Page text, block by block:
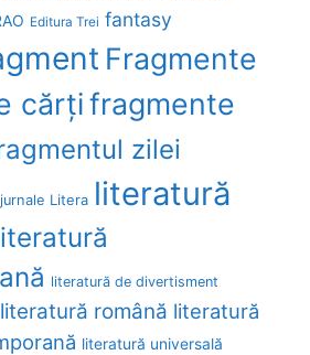
Editura Trei fantasy
Fragmente
cărțifragmente
zilei
jurnale Litera literatură
literatură de divertisment
literatură română literatură
literatură universală